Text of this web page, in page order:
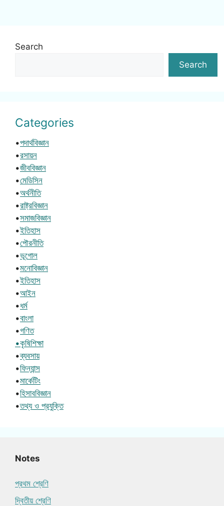
Search
Search
Categories
•পদার্থবিজ্ঞান
•রসায়ন
•জীববিজ্ঞান
•মেডিসিন
•অর্থনীতি
•রাষ্ট্রবিজ্ঞান
•সমাজবিজ্ঞান
•ইতিহাস
•পৌরনীতি
•ভূগোল
•মনোবিজ্ঞান
•ইতিহাস
•আইন
•ধর্ম
•বাংলা
•গণিত
•কৃষিশিক্ষা
•ব্যবসায়
•ফিন্যান্স
•মার্কেটিং
•হিসাববিজ্ঞান
•তথ্য ও প্রযুক্তি
Notes
প্রথম শ্রেণি
দ্বিতীয় শ্রেণি